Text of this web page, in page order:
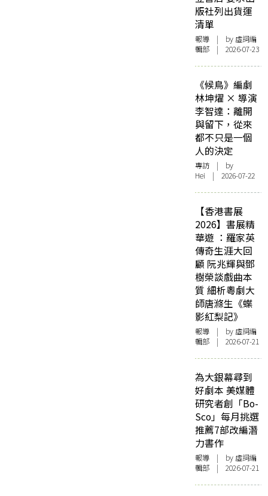
版社列出貨運
清單
報導 | by 虛詞編
輯部 | 2026-07-23
《候鳥》編劇
林坤燿 × 導演
李智達：離開
與留下，從來
都不只是一個
人的決定
專訪 | by
Hei | 2026-07-22
【香港書展
2026】書展精
華遊 ：羅家英
傳奇生涯大回
顧 阮兆輝與鄧
樹榮談戲曲本
質 細析粵劇大
師唐滌生《蝶
影紅梨記》
報導 | by 虛詞編
輯部 | 2026-07-21
為大銀幕尋到
好劇本 美媒體
研究者創「Bo-
Sco」每月挑選
推薦7部改編潛
力書作
報導 | by 虛詞編
輯部 | 2026-07-21